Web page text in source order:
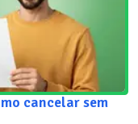
cancelar sem